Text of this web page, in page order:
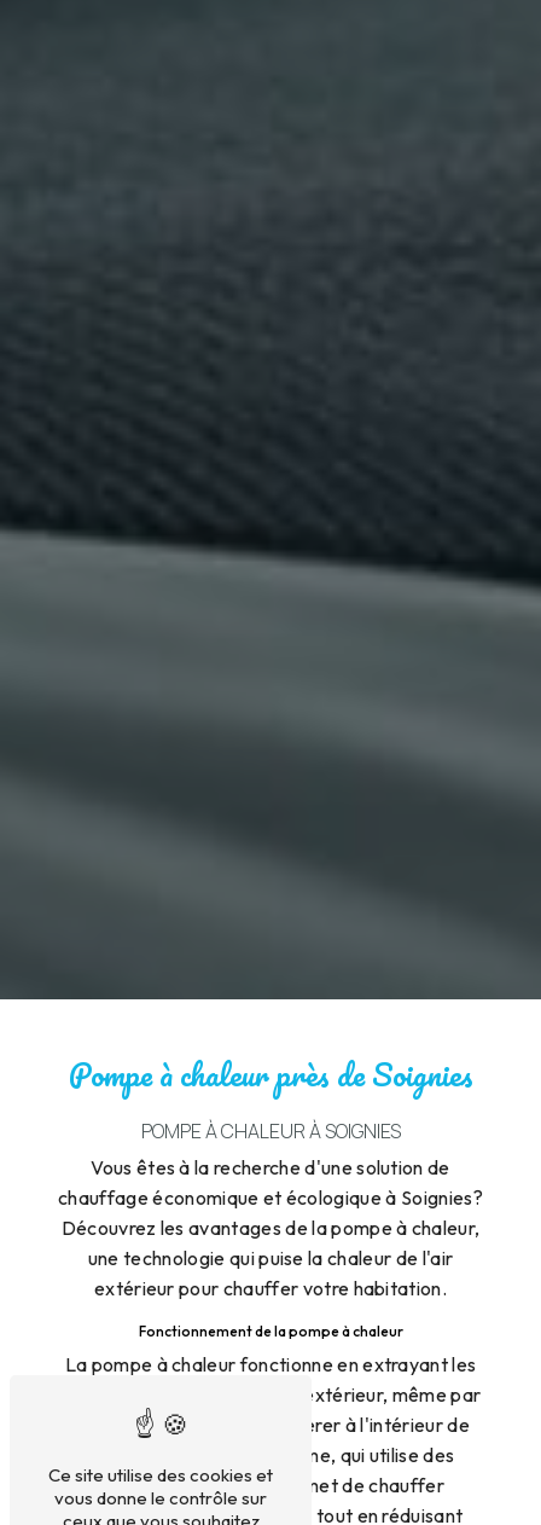
Pompe à chaleur près de Soignies
POMPE À CHALEUR À SOIGNIES
Vous êtes à la recherche d'une solution de
chauffage économique et écologique à Soignies?
Découvrez les avantages de la pompe à chaleur,
une technologie qui puise la chaleur de l'air
extérieur pour chauffer votre habitation.
Fonctionnement de la pompe à chaleur
La pompe à chaleur fonctionne en extrayant les
calories présentes dans l'air extérieur, même par
temps froid, pour les transférer à l'intérieur de
votre logement. Ce système, qui utilise des
fluides frigorigènes, permet de chauffer
efficacement votre maison tout en réduisant
Ce site utilise des cookies et
vous donne le contrôle sur